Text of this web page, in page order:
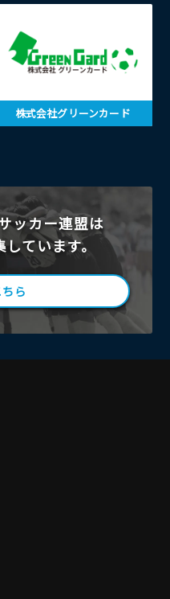
株式会社グリーンカード
ッカー連盟は
ています。
ら